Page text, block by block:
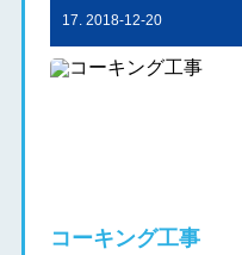
17. 2018-12-20
コーキング工事